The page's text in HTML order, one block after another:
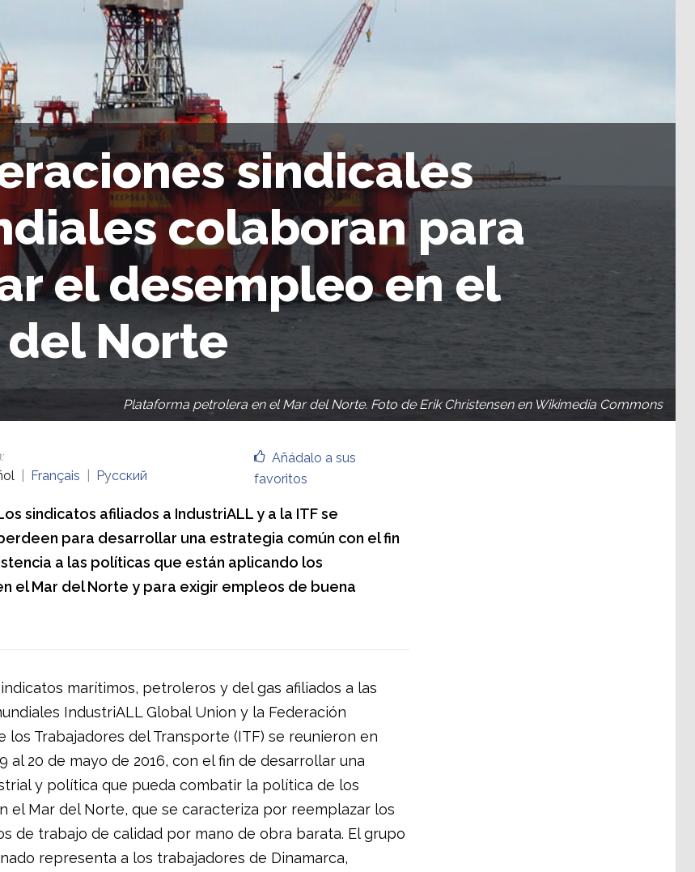
sindicales
colaboran para
el desempleo en el
del Norte
Plataforma petrolera en el Mar del Norte. Foto de Erik Christensen en Wikimedia Commons
Añádalo a sus
favoritos
:
Français Русский
sindicatos afiliados a IndustriALL y a la ITF se
para desarrollar una estrategia común con el fin
a las políticas que están aplicando los
el Mar del Norte y para exigir empleos de buena
marítimos, petroleros y del gas afiliados a las
IndustriALL Global Union y la Federación
los Trabajadores del Transporte (ITF) se reunieron en
al 20 de mayo de 2016, con el fin de desarrollar una
y política que pueda combatir la política de los
el Mar del Norte, que se caracteriza por reemplazar los
de trabajo de calidad por mano de obra barata. El grupo
representa a los trabajadores de Dinamarca,